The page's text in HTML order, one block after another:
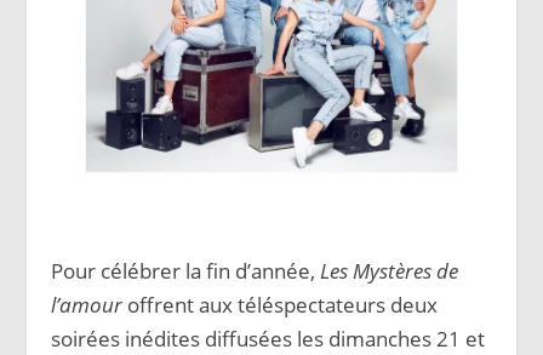
Pour célébrer la fin d’année, Les Mystères de
l’amour offrent aux téléspectateurs deux
soirées inédites diffusées les dimanches 21 et